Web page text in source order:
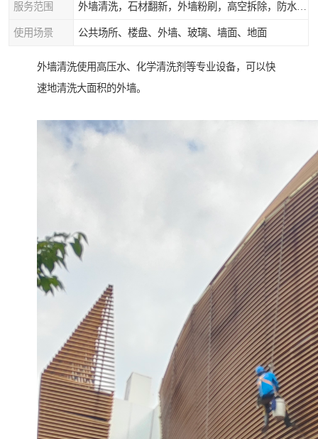
服务范围
使用场景 公共场所、楼盘、外墙、玻璃、墙面、地面
外墙清洗使用高压水、化学清洗剂等专业设备，可以快
速地清洗大面积的外墙。